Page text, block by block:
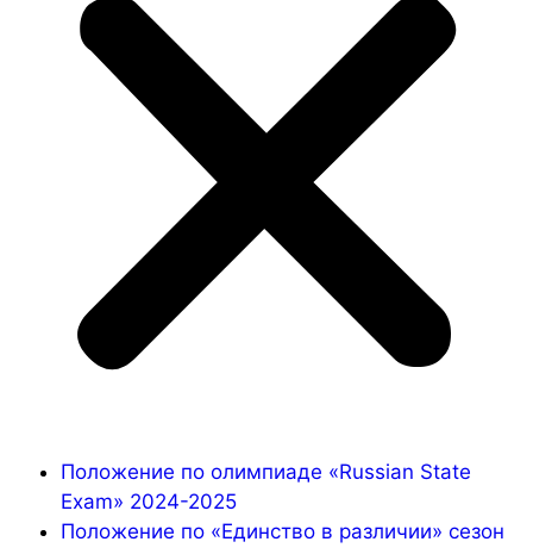
Положение по олимпиаде «Russian State
Exam» 2024-2025
Положение по «Единство в различии» сезон